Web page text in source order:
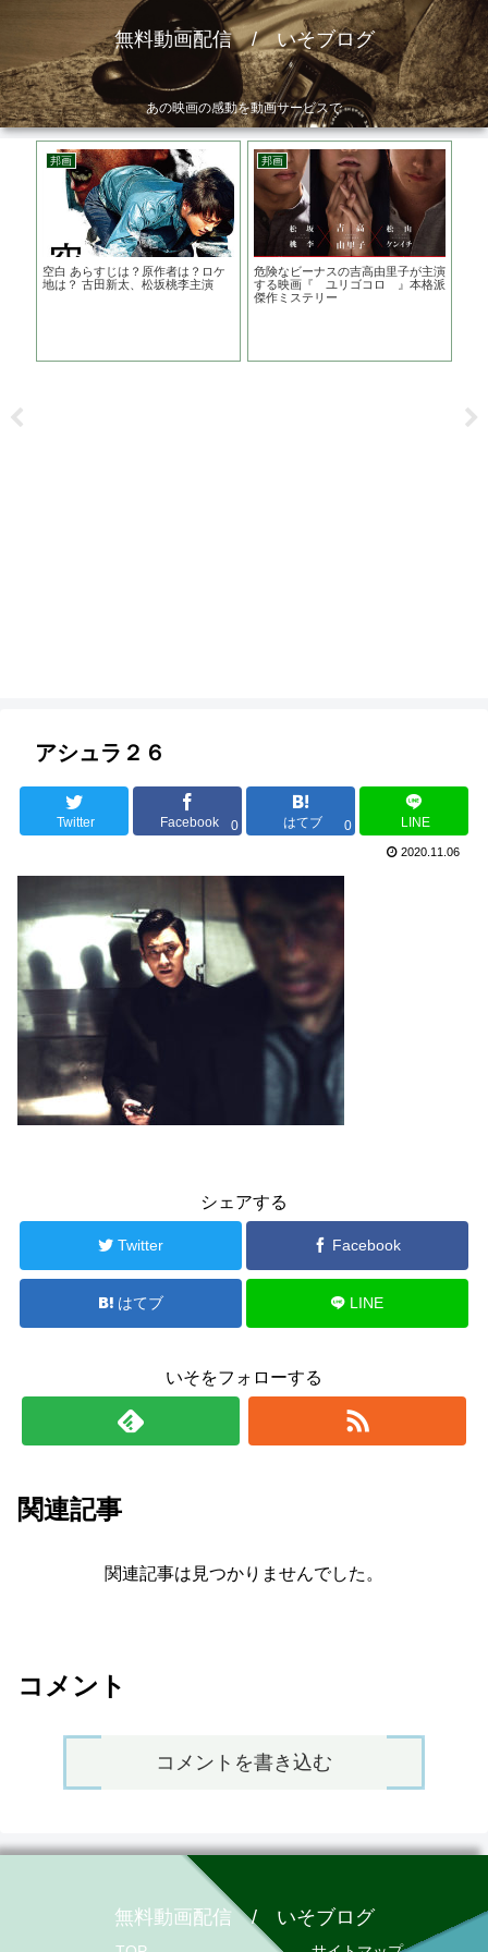
無料動画配信 / いそブログ
あの映画の感動を動画サービスで
邦画
空白 あらすじは？原作者は？ロケ
地は？ 古田新太、松坂桃李主演
邦画
危険なビーナスの吉高由里子が主演
する映画『 ユリゴコロ 』本格派
傑作ミステリー
アシュラ２６
Twitter Facebook 0 はてブ 0 LINE
2020.11.06
シェアする
Twitter Facebook
はてブ LINE
いそをフォローする
関連記事
関連記事は見つかりませんでした。
コメント
コメントを書き込む
無料動画配信 / いそブログ